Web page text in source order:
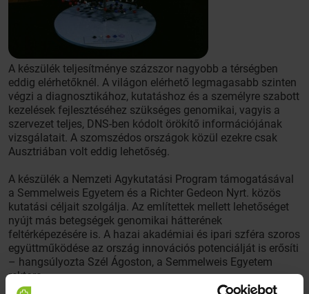
A készülék teljesítménye százszor nagyobb a térségben
eddig elérhetőknél. A világon elérhető legmagasabb szinten
végzi a diagnosztikához, kutatáshoz és a személyre szabott
kezelések fejlesztéséhez szükséges genomikai, vagyis a
szervezet teljes, DNS-ben kódolt örökítő információjának
vizsgálatait. A szomszédos országok közül ezekre csak
Ausztriában volt eddig lehetőség.
A készülék a Nemzeti Agykutatási Program támogatásával
a Semmelweis Egyetem és a Richter Gedeon Nyrt. közös
kutatási céljait szolgálja. Az említettek mellett lehetőséget
nyújt más betegségek genomikai hátterének
feltérképezésére is. A hazai akadémiai és ipari szféra szoros
együttműködése az ország innovációs potenciálját is erősíti
– hangsúlyozta Szél Ágoston, a Semmelweis Egyetem
rektora.